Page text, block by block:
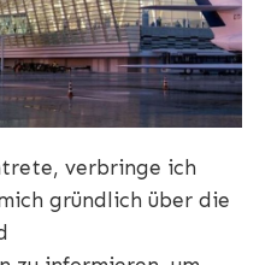
verbringe ich
gründlich über die